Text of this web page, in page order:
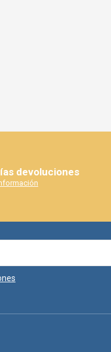
devoluciones